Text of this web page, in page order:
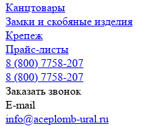
Канцтовары
Замки и скобяные изделия
Крепеж
Прайс-листы
8 (800) 7758-207
8 (800) 7758-207
Заказать звонок
E-mail
info@aceplomb-ural.ru